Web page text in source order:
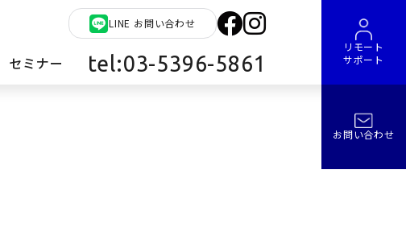
LINE お問い合わせ
セミナー tel:03-5396-5861
リモート
サポート
お問い合わせ